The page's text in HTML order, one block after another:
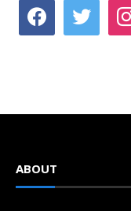
facebook twitter
ABOUT